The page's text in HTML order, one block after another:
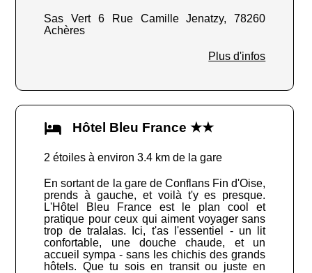
Sas Vert 6 Rue Camille Jenatzy, 78260
Achères
Plus d'infos
Hôtel Bleu France ★★
2 étoiles à environ 3.4 km de la gare
En sortant de la gare de Conflans Fin d'Oise,
prends à gauche, et voilà t'y es presque.
L'Hôtel Bleu France est le plan cool et
pratique pour ceux qui aiment voyager sans
trop de tralalas. Ici, t'as l'essentiel - un lit
confortable, une douche chaude, et un
accueil sympa - sans les chichis des grands
hôtels. Que tu sois en transit ou juste en